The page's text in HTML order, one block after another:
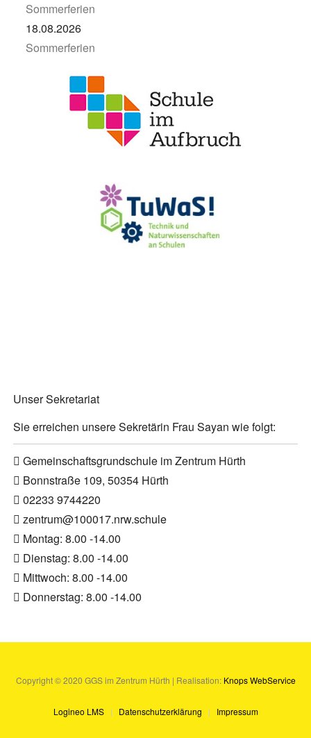
Sommerferien
18.08.2026
Sommerferien
Unser Sekretariat
Sie erreichen unsere Sekretärin Frau Sayan wie folgt:
Gemeinschaftsgrundschule im Zentrum Hürth
Bonnstraße 109, 50354 Hürth
02233 9744220
zentrum@100017.nrw.schule
Montag: 8.00 -14.00
Dienstag: 8.00 -14.00
Mittwoch: 8.00 -14.00
Donnerstag: 8.00 -14.00
Copyright © 2020 GGS im Zentrum Hürth | Realisation: Knops WebService
Logineo LMS Datenschutzerklärung Impressum